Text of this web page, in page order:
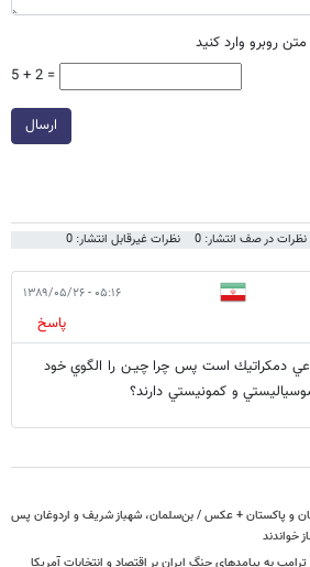
روبرو وارد کنید
5 + 2 =
ارسال
نظرات در صف انتشار: 0 نظرات غیرقابل انتشار: 0
۰۵:۱۶ - ۱۳۸۹/۰۵/۲۶
پاسخ
دمكراتيك است پس چرا چيـن را الگوي خود
و كمونيستي دارند؟
و پاکستان + عکس / بن‌سلمان، شهباز شریف و اردوغان پس
خواندند
به پیامدهای جنگ ایران بر اقتصاد و انتخابات آمریکا